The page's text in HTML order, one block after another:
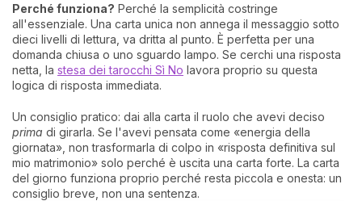
Perché funziona? Perché la semplicità costringe
all'essenziale. Una carta unica non annega il messaggio sotto
dieci livelli di lettura, va dritta al punto. È perfetta per una
domanda chiusa o uno sguardo lampo. Se cerchi una risposta
netta, la stesa dei tarocchi Sì No lavora proprio su questa
logica di risposta immediata.
Un consiglio pratico: dai alla carta il ruolo che avevi deciso
prima di girarla. Se l'avevi pensata come «energia della
giornata», non trasformarla di colpo in «risposta definitiva sul
mio matrimonio» solo perché è uscita una carta forte. La carta
del giorno funziona proprio perché resta piccola e onesta: un
consiglio breve, non una sentenza.